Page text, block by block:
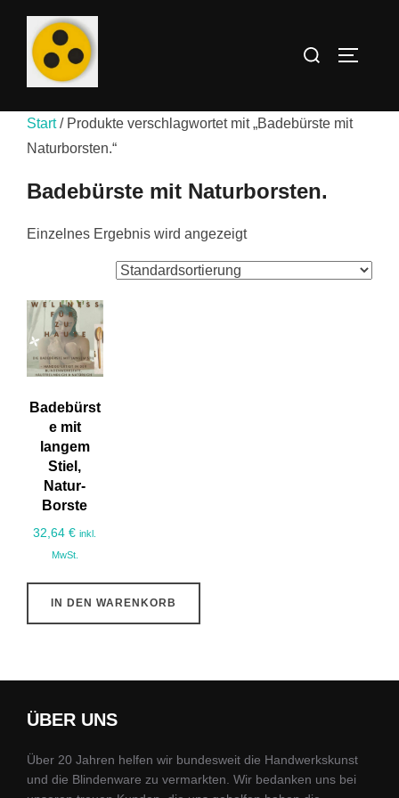
springen
Suchen
Start/ Produkte verschlagwortet mit „Badebürste mit
Naturborsten.“
Badebürste mit Naturborsten.
Einzelnes Ergebnis wird angezeigt
Badebürst
e mit
langem
Stiel,
Natur-
Borste
32,64€ inkl.
MwSt.
IN DEN WARENKORB
ÜBER UNS
Über 20 Jahren helfen wir bundesweit die Handwerkskunst
und die Blindenware zu vermarkten. Wir bedanken uns bei